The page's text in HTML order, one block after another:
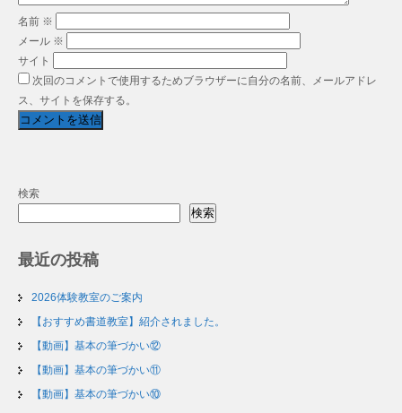
名前 ※
メール ※
サイト
次回のコメントで使用するためブラウザーに自分の名前、メールアドレ
ス、サイトを保存する。
検索
検索
最近の投稿
2026体験教室のご案内
【おすすめ書道教室】紹介されました。
【動画】基本の筆づかい⑫
【動画】基本の筆づかい⑪
【動画】基本の筆づかい⑩